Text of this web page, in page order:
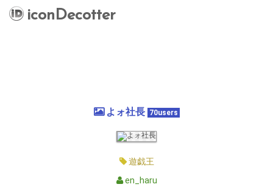
iconDecotter
よォ社長 70users
遊戯王
en_haru